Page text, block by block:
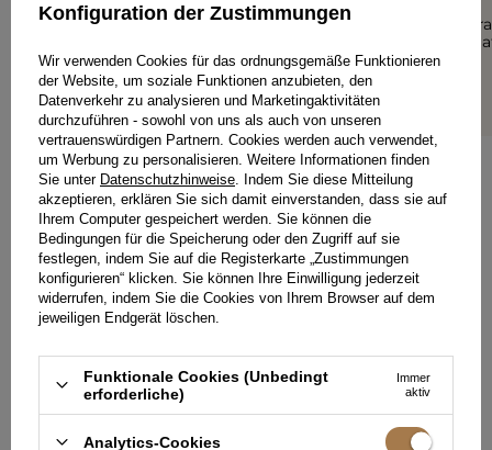
Ein tolles Set, das ich von
ANONIM
Schöner
schönes
Farbe.
IHRE MEINUNG HINZUFÜGEN
Für Ihre Bewertung erhalten Sie
Konfiguration der Zustimmungen
Wir verwenden Cookies für das ordnungsgemäße Funktionieren
der Website, um soziale Funktionen anzubieten, den
Datenverkehr zu analysieren und Marketingaktivitäten
durchzuführen - sowohl von uns als auch von unseren
vertrauenswürdigen Partnern. Cookies werden auch verwendet,
um Werbung zu personalisieren. Weitere Informationen finden
Sie unter Datenschutzhinweise . Indem Sie diese Mitteilung
akzeptieren, erklären Sie sich damit einverstanden, dass sie auf
Ihrem Computer gespeichert werden. Sie können die
Bedingungen für die Speicherung oder den Zugriff auf sie
festlegen, indem Sie auf die Registerkarte „Zustimmungen
konfigurieren“ klicken. Sie können Ihre Einwilligung jederzeit
widerrufen, indem Sie die Cookies von Ihrem Browser auf dem
jeweiligen Endgerät löschen.
Funktionale Cookies (Unbedingt
erforderliche)
Immer
aktiv
Analytics-Cookies